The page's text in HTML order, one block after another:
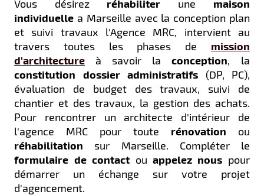
Vous désirez réhabiliter une maison
individuelle a Marseille avec la conception plan
et suivi travaux l'Agence MRC, intervient au
travers toutes les phases de mission
d'architecture à savoir la conception, la
constitution dossier administratifs (DP, PC),
évaluation de budget des travaux, suivi de
chantier et des travaux, la gestion des achats.
Pour rencontrer un architecte d'intérieur de
l'agence MRC pour toute rénovation ou
réhabilitation sur Marseille. Compléter le
formulaire de contact ou appelez nous pour
démarrer un échange sur votre projet
d'agencement.